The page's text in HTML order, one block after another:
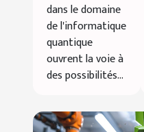
de la
capacité de
mémoire
dans le domaine
de l'informatique
quantique
ouvrent la voie à
des possibilités...